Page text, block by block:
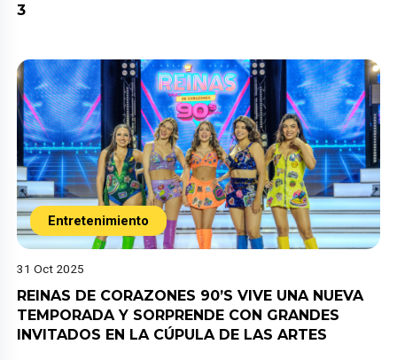
3
Entretenimiento
31 Oct 2025
REINAS DE CORAZONES 90’S VIVE UNA NUEVA
TEMPORADA Y SORPRENDE CON GRANDES
INVITADOS EN LA CÚPULA DE LAS ARTES